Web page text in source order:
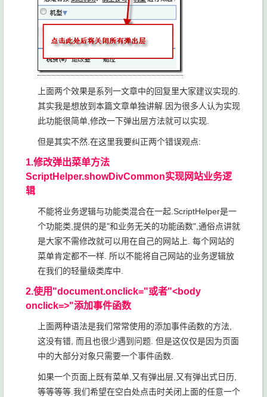
上面两个效果是系列一文章中的回复里大家建议实现的.
其实我是想放到本篇文章单独讲解.因为很多人认为实现
此功能很简单,修改一下弹出层方法就可以实现.
但是其实不然.在这里我要纠正两个错误观点:
1.修改弹出菜单方法
ScriptHelper.showDivCommon实现网站业务逻
辑
不能将业务逻辑与功能类混合在一起.ScriptHelper是一
个功能类,提供的是"和业务无关的功能函数",通俗点讲就
是大家不需修改就可以用在自己的网站上. 每个网站的
菜单肯定都不一样. 所以不能将自己网站的业务逻辑放
在我们的轻量级类库中.
2.使用"document.onclick="或者"<body
onclick=>"添加事件函数
上面两种语法是我们常常使用的添加事件函数的方法,
这没有错, 而且也很少遇到问题. 但是这仅仅是因为页面
中的大部分对象只需要一个事件函数.
如果一个页面上既有菜单,又有弹出层,又有弹出式日历,
等等等等.我们希望在空白处点击时关闭上面的任意一个